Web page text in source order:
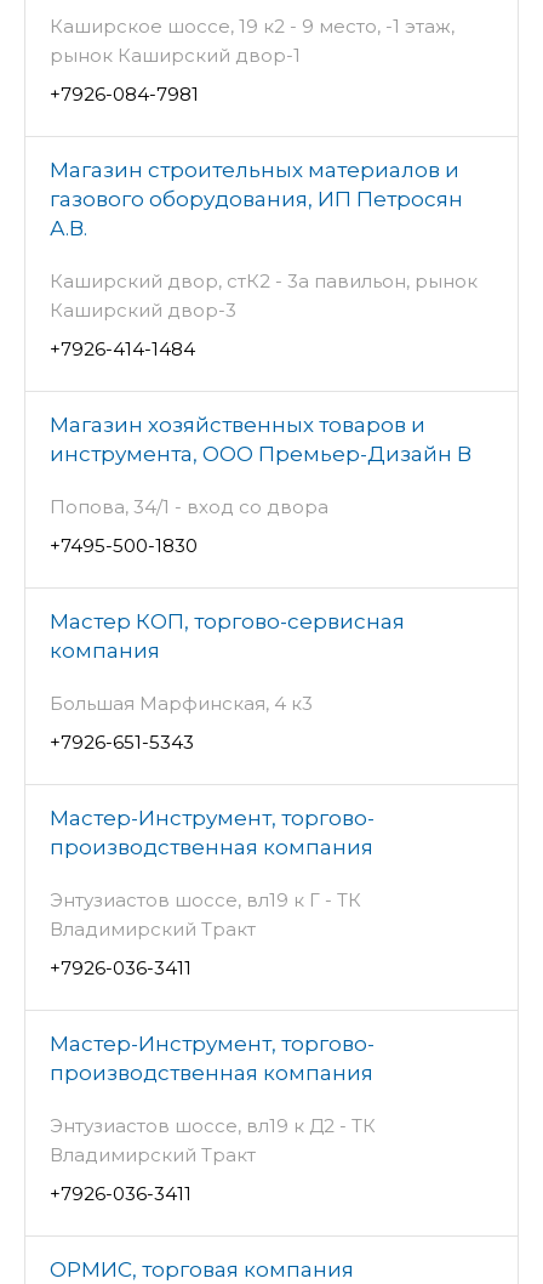
Каширское шоссе, 19 к2 - 9 место, -1 этаж,
рынок Каширский двор-1
+7926-084-7981
Магазин строительных материалов и
газового оборудования, ИП Петросян
А.В.
Каширский двор, стК2 - 3а павильон, рынок
Каширский двор-3
+7926-414-1484
Магазин хозяйственных товаров и
инструмента, ООО Премьер-Дизайн В
Попова, 34/1 - вход со двора
+7495-500-1830
Мастер КОП, торгово-сервисная
компания
Большая Марфинская, 4 к3
+7926-651-5343
Мастер-Инструмент, торгово-
производственная компания
Энтузиастов шоссе, вл19 к Г - ТК
Владимирский Тракт
+7926-036-3411
Мастер-Инструмент, торгово-
производственная компания
Энтузиастов шоссе, вл19 к Д2 - ТК
Владимирский Тракт
+7926-036-3411
ОРМИС, торговая компания